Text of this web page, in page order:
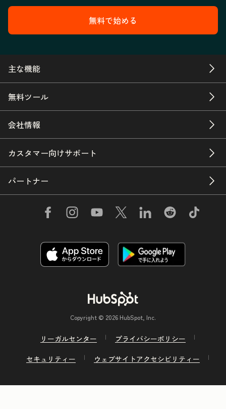
無料で始める
主な機能
無料ツール
会社情報
カスタマー向けサポート
パートナー
Copyright © 2026 HubSpot, Inc.
リーガルセンター
プライバシーポリシー
セキュリティー
ウェブサイトアクセシビリティー